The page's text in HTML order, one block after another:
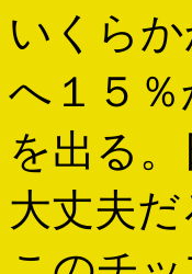
いくら
へ１５
を出る
大丈夫